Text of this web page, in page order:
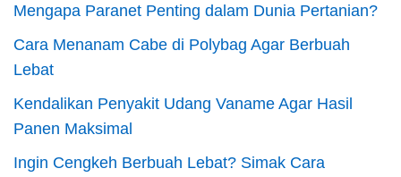
Mengapa Paranet Penting dalam Dunia Pertanian?
Cara Menanam Cabe di Polybag Agar Berbuah
Lebat
Kendalikan Penyakit Udang Vaname Agar Hasil
Panen Maksimal
Ingin Cengkeh Berbuah Lebat? Simak Cara